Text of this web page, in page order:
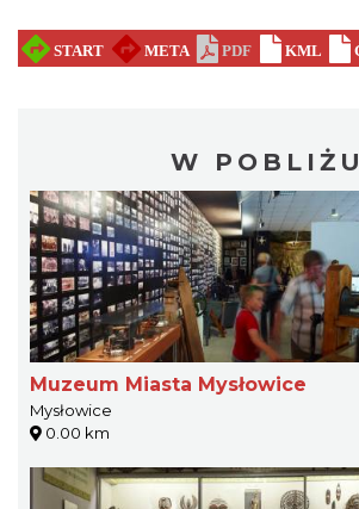
W POBLIŻU
Muzeum Miasta Mysłowice
Mysłowice
0.00 km